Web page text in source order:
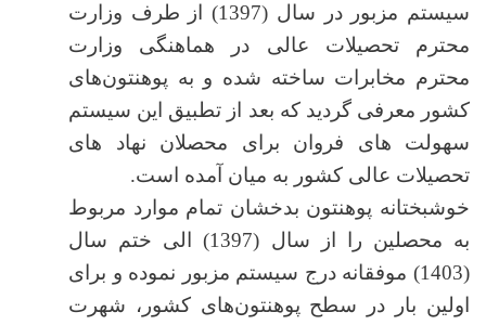
سیستم مزبور در سال (1397) از طرف وزارت
محترم تحصیلات عالی در هماهنگی وزارت
محترم مخابرات ساخته شده و به پوهنتون‌های
کشور معرفی گردید که بعد از تطبیق این سیستم
سهولت های فروان برای محصلان نهاد های
تحصیلات عالی کشور به میان آمده است.
خوشبختانه پوهنتون بدخشان تمام موارد مربوط
به محصلین را از سال (1397) الی ختم سال
(1403) موفقانه درج سیستم مزبور نموده و برای
اولین بار در سطح پوهنتون‌های کشور، شهرت